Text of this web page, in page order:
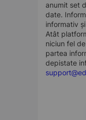
anumit set
date.
informativ
Atât
niciun fel
partea
depistate